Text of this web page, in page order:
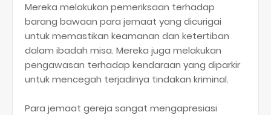
Mereka melakukan pemeriksaan terhadap
barang bawaan para jemaat yang dicurigai
untuk memastikan keamanan dan ketertiban
dalam ibadah misa. Mereka juga melakukan
pengawasan terhadap kendaraan yang diparkir
untuk mencegah terjadinya tindakan kriminal.
Para jemaat gereja sangat mengapresiasi